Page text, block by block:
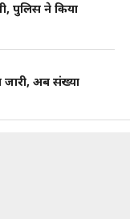
पुलिस ने किया
जारी, अब संख्या